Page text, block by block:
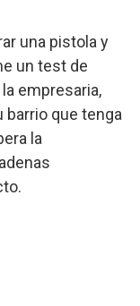
una pistola y
un test de
empresaria,
barrio que tenga
la